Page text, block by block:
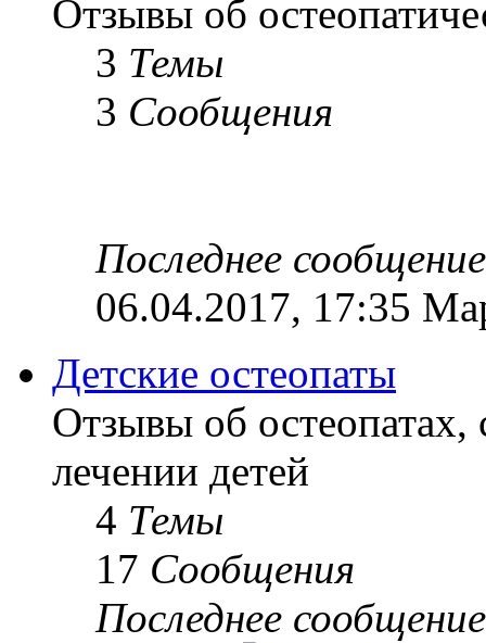
Отзывы об
3 Темы
3 Сообщения
Последнее сообщение
06.04.2017, 17:35
Детские остеопаты
Отзывы об
лечении детей
4 Темы
17 Сообщения
Последнее сообщение